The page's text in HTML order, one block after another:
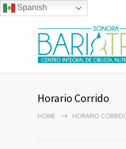
Spanish
Horario Corrido
HOME HORARIO